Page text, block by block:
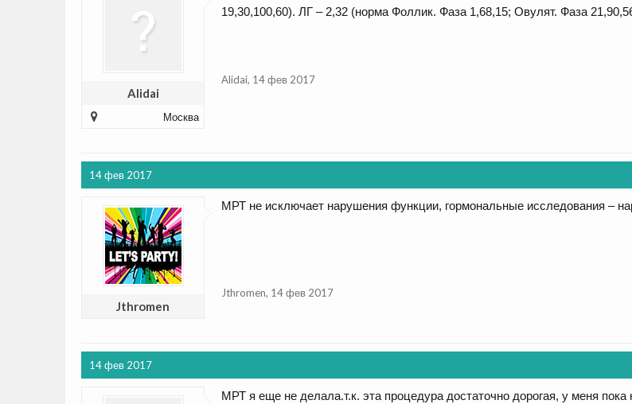
Alidai
Москва
19,30,100,60). ЛГ – 2,32 (норма Фоллик. Фаза 1,68,15; Овулят. Фаза
Alidai, 14 фев 2017
14 фев 2017
Jthromen
МРТ не исключает нарушения функции, гормональные исследования –
Jthromen, 14 фев 2017
14 фев 2017
МРТ я еще не делала.т.к. эта процедура достаточно дорогая, у меня